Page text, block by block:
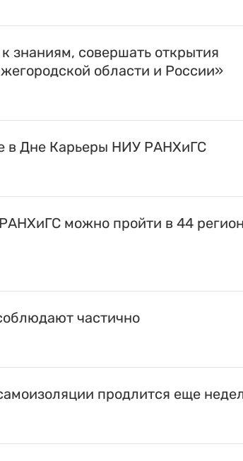
знаниям, совершать открытия
области и России»
в Дне Карьеры НИУ РАНХиГС
можно пройти в 44
частично
продлится еще